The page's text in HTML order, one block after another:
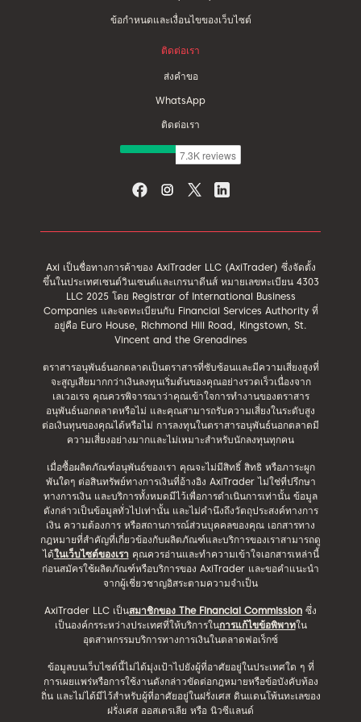
ข้อกำหนดและเงื่อนไขของเว็บไซต์
ติดต่อเรา
ส่งคำขอ
WhatsApp
ติดต่อเรา
Axi เป็นชื่อทางการค้าของ AxiTrader LLC (AxiTrader) ซึ่งจัดตั้ง
ขึ้นในประเทศเซนต์วินเซนต์และเกรนาดีนส์ หมายเลขทะเบียน 4303
LLC 2025 โดย Registrar of International Business
Companies และจดทะเบียนกับ Financial Services Authority ที่
อยู่คือ Euro House, Richmond Hill Road, Kingstown, St.
Vincent and the Grenadines
ตราสารอนุพันธ์นอกตลาดเป็นตราสารที่ซับซ้อนและมีความเสี่ยงสูงที่
จะสูญเสียมากกว่าเงินลงทุนเริ่มต้นของคุณอย่างรวดเร็วเนื่องจาก
เลเวอเรจ คุณควรพิจารณาว่าคุณเข้าใจการทำงานของตราสาร
อนุพันธ์นอกตลาดหรือไม่ และคุณสามารถรับความเสี่ยงในระดับสูง
ต่อเงินทุนของคุณได้หรือไม่ การลงทุนในตราสารอนุพันธ์นอกตลาดมี
ความเสี่ยงอย่างมากและไม่เหมาะสำหรับนักลงทุนทุกคน
เมื่อซื้อผลิตภัณฑ์อนุพันธ์ของเรา คุณจะไม่มีสิทธิ์ สิทธิ หรือภาระผูก
พันใดๆ ต่อสินทรัพย์ทางการเงินที่อ้างอิง AxiTrader ไม่ใช่ที่ปรึกษา
ทางการเงิน และบริการทั้งหมดมีไว้เพื่อการดำเนินการเท่านั้น ข้อมูล
ดังกล่าวเป็นข้อมูลทั่วไปเท่านั้น และไม่คำนึงถึงวัตถุประสงค์ทางการ
เงิน ความต้องการ หรือสถานการณ์ส่วนบุคคลของคุณ เอกสารทาง
กฎหมายที่สำคัญที่เกี่ยวข้องกับผลิตภัณฑ์และบริการของเราสามารถดู
ได้ในเว็บไซต์ของเรา คุณควรอ่านและทำความเข้าใจเอกสารเหล่านี้
ก่อนสมัครใช้ผลิตภัณฑ์หรือบริการของ AxiTrader และขอคำแนะนำ
จากผู้เชี่ยวชาญอิสระตามความจำเป็น
AxiTrader LLC เป็นสมาชิกของ The Financial Commission ซึ่ง
เป็นองค์กรระหว่างประเทศที่ให้บริการในการแก้ไขข้อพิพาทใน
อุตสาหกรรมบริการทางการเงินในตลาดฟอเร็กซ์
ข้อมูลบนเว็บไซต์นี้ไม่ได้มุ่งเป้าไปยังผู้ที่อาศัยอยู่ในประเทศใด ๆ ที่
การเผยแพร่หรือการใช้งานดังกล่าวขัดต่อกฎหมายหรือข้อบังคับท้อง
ถิ่น และไม่ได้มีไว้สำหรับผู้ที่อาศัยอยู่ในฝรั่งเศส ดินแดนโพ้นทะเลของ
ฝรั่งเศส ออสเตรเลีย หรือ นิวซีแลนด์